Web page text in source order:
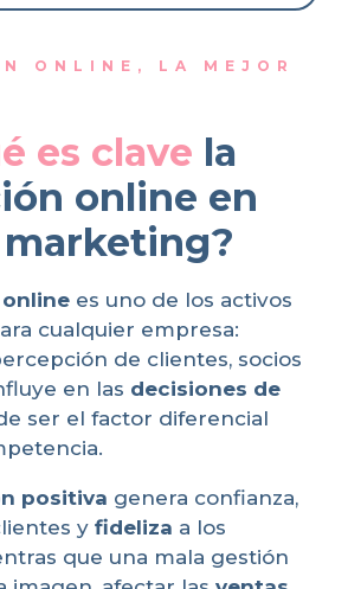
ONLINE, LA MEJOR
es clave la
online en
es uno de los activos
cualquier empresa:
de clientes, socios
en las decisiones de
ser el factor diferencial
positiva genera confianza,
y fideliza a los
que una mala gestión